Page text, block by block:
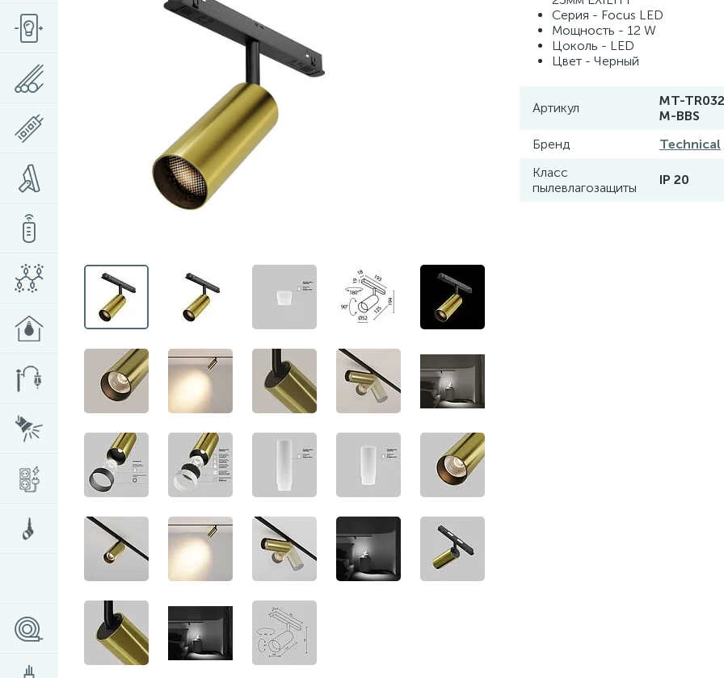
Серия - Focus LED
Мощность - 12 W
Цоколь - LED
Цвет - Черный
Артикул
MT-
M-BBS
Бренд
Technical
Класс
пылевлагозащиты
IP 20